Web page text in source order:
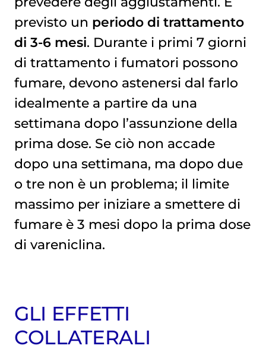
previsto un periodo di trattamento
di 3-6 mesi. Durante i primi 7 giorni
di trattamento i fumatori possono
fumare, devono astenersi dal farlo
idealmente a partire da una
settimana dopo l’assunzione della
prima dose. Se ciò non accade
dopo una settimana, ma dopo due
o tre non è un problema; il limite
massimo per iniziare a smettere di
fumare è 3 mesi dopo la prima dose
di vareniclina.
GLI EFFETTI
COLLATERALI